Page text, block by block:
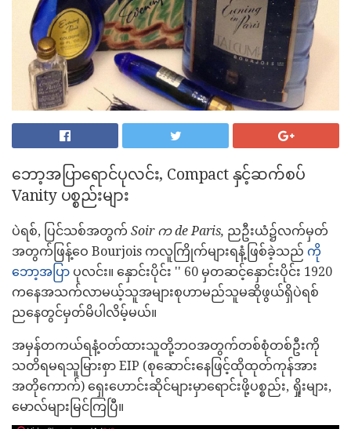
ဘော့အပြာရောင်ပုလင်း, Compact နှင့်ဆက်စပ်
Vanity ပစ္စည်းများ
ပဲရစ်, ပြင်သစ်အတွက် Soir က de Paris, ညဦးယံ၌လက်မှတ်
အတွက်ဖြန့်ဝေ Bourjois ကလူကြိုက်များရနံ့ဖြစ်ခဲ့သည် ကို
ဘော့အပြာ ပုလင်း။ နှောင်းပိုင်း '' 60 မှတဆင့်နှောင်းပိုင်း 1920
ကနေအသက်လာမယ့်သူအများစုဟာမည်သူမဆိုဖွယ်ရှိပဲရစ်
ညနေတွင်မှတ်မိပါလိမ့်မယ်။
အမှန်တကယ်ရနံ့ဝတ်ထားသူတို့ဘဝအတွက်တစ်စုံတစ်ဦးကို
သတိရမရသူမြားစှာ EIP (စုဆောင်းနေဖြင့်ထိုထုတ်ကုန်အား
အတိုကောက်) ရှေးဟောင်းဆိုင်များမှာရောင်းဖို့ပစ္စည်း, ရှိုးများ,
မောလ်များမြင်ကြပြီ။